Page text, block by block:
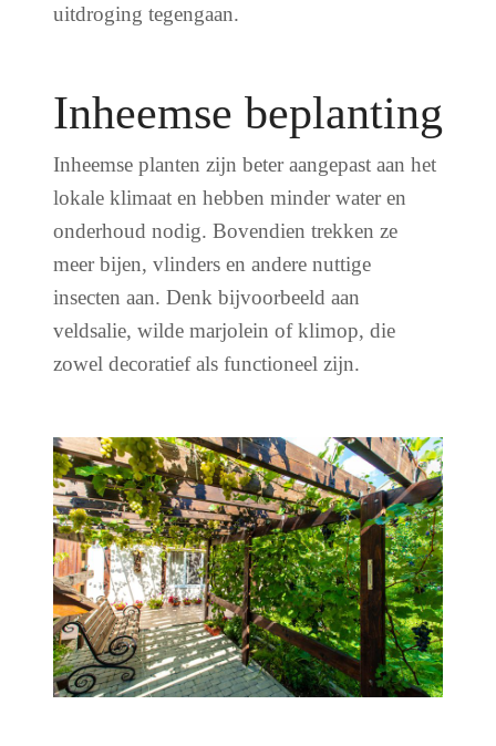
uitdroging tegengaan.
Inheemse beplanting
Inheemse planten zijn beter aangepast aan het
lokale klimaat en hebben minder water en
onderhoud nodig. Bovendien trekken ze
meer bijen, vlinders en andere nuttige
insecten aan. Denk bijvoorbeeld aan
veldsalie, wilde marjolein of klimop, die
zowel decoratief als functioneel zijn.